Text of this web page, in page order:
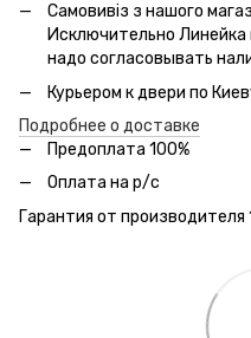
Самовивіз з нашого
Исключительно
надо согласовывать
Курьером к двери по
Подробнее о доставке
Предоплата 100%
Оплата на р/с
Гарантия от производителя